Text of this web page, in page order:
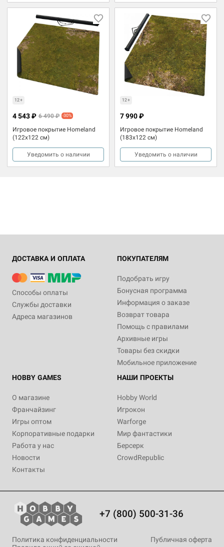
12+
Игровое покрытие Homeland
(122x122 см)
4 543 ₽ 6 490 ₽ -30%
Уведомить о наличии
12+
Игровое покрытие Homeland
(183x122 см)
7 990 ₽
Уведомить о наличии
ДОСТАВКА И ОПЛАТА
Способы оплаты
Службы доставки
Адреса магазинов
ПОКУПАТЕЛЯМ
Подобрать игру
Бонусная программа
Информация о заказе
Возврат товара
Помощь с правилами
Архивные игры
Товары без скидки
Мобильное приложение
HOBBY GAMES
О магазине
Франчайзинг
Игры оптом
Корпоративные подарки
Работа у нас
Новости
Контакты
НАШИ ПРОЕКТЫ
Hobby World
Игрокон
Warforge
Мир фантастики
Берсерк
CrowdRepublic
+7 (800) 500-31-36
Политика конфиденциальности
Публичная оферта